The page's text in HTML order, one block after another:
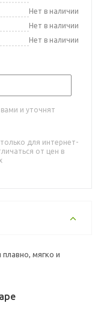
Нет в наличии
Нет в наличии
Нет в наличии
и уточнят
для интернет-
от цен в
мягко и